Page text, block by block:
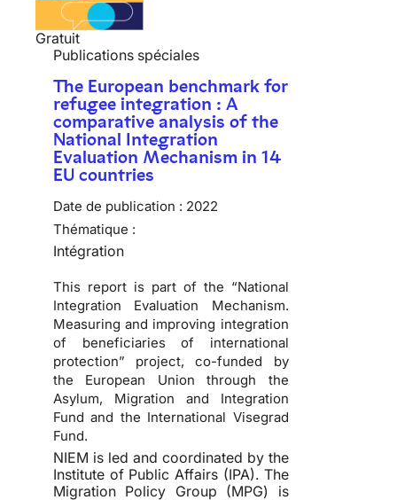
Gratuit
Publications spéciales
The European benchmark for
refugee integration : A
comparative analysis of the
National Integration
Evaluation Mechanism in 14
EU countries
Date de publication : 2022
Thématique :
Intégration
This report is part of the “National
Integration Evaluation Mechanism.
Measuring and improving integration
of beneficiaries of international
protection” project, co-funded by
the European Union through the
Asylum, Migration and Integration
Fund and the International Visegrad
Fund.
NIEM is led and coordinated by the
Institute of Public Affairs (IPA). The
Migration Policy Group (MPG) is